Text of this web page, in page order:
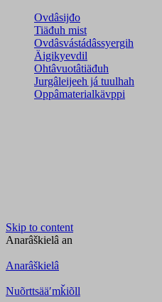
Ovdâsijđo
Tiäđuh mist
Ovdâsvástádâssyergih
Äigikyevdil
Ohtâvuotâtiäđuh
Jurgâleijeeh já tuulhah
Oppâmaterialkävppi
Skip to content
Anarâškielâ an
Anarâškielâ
Nuõrttsääʹmǩiõll